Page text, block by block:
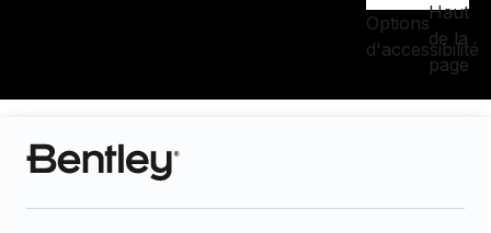
Options
d'accessibilité
Haut
de la
page